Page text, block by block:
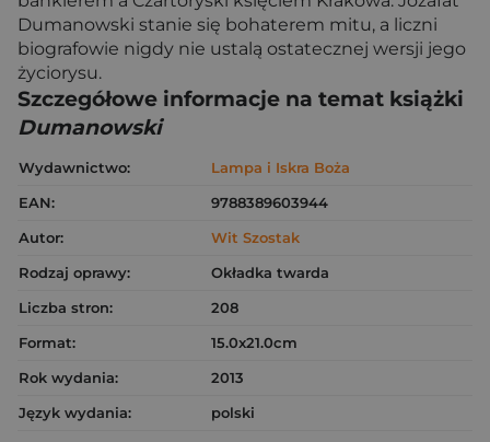
Dumanowski stanie się bohaterem mitu, a liczni
biografowie nigdy nie ustalą ostatecznej wersji jego
życiorysu.
Szczegółowe informacje na temat książki
Dumanowski
Wydawnictwo:
Lampa i Iskra Boża
EAN:
9788389603944
Autor:
Wit Szostak
Rodzaj oprawy:
Okładka twarda
Liczba stron:
208
Format:
15.0x21.0cm
Rok wydania:
2013
Język wydania:
polski